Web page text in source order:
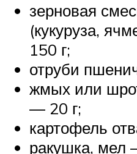
зерновая
(кукуруза,
150 г;
отруби
жмых или
— 20 г;
картофель
ракушка, мел